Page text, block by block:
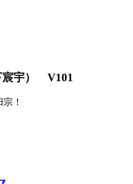
宸宇） V101
！